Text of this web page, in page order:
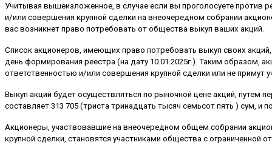
Учитывая вышеизложенное, в случае если вы проголосуете против
и/или совершения крупной сделки на внеочередном собрании
вас возникнет право потребовать от общества выкуп ваших акций.
Список акционеров, имеющих право потребовать выкуп своих
день формирования реестра (на дату 10.01.2025г.). Таким образом,
ответственностью и/или совершения крупной сделки или не примут
Выкуп акций будет осуществляться по рыночной цене акций, путем
составляет 313 705 (триста тринадцать тысяч семьсот пять ) сум, и
Акционеры, участвовавшие на внеочередном общем собрании
крупной сделки, становятся участниками общества с ограниченной